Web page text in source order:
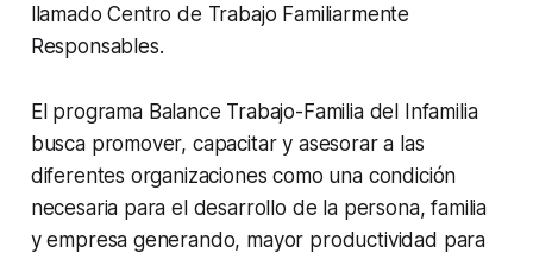
llamado Centro de Trabajo Familiarmente
Responsables.
El programa Balance Trabajo-Familiadel Infamilia
busca promover, capacitar y asesorar a las
diferentes organizaciones como una condición
necesaria para el desarrollo de la persona, familia
y empresa generando, mayor productividad para